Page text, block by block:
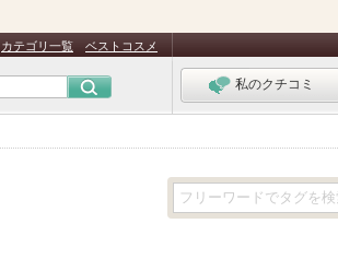
カテゴリ一覧 ベストコスメ
私のクチコミ